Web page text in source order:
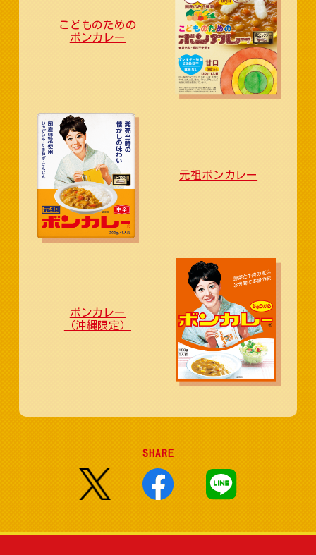
こどものための
ボンカレー
元祖ボンカレー
ボンカレー
（沖縄限定）
SHARE